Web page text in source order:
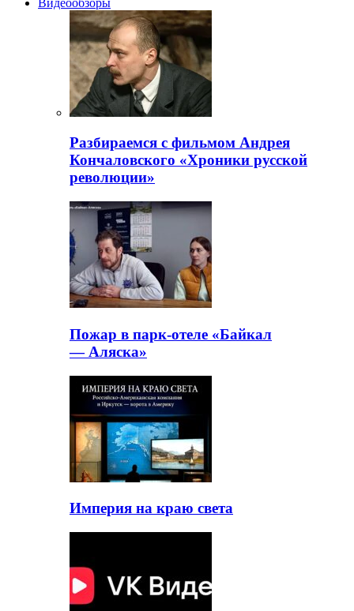
Разбираемся с фильмом Андрея
Кончаловского «Хроники русской
революции»
Пожар в парк-отеле «Байкал
— Аляска»
Империя на краю света